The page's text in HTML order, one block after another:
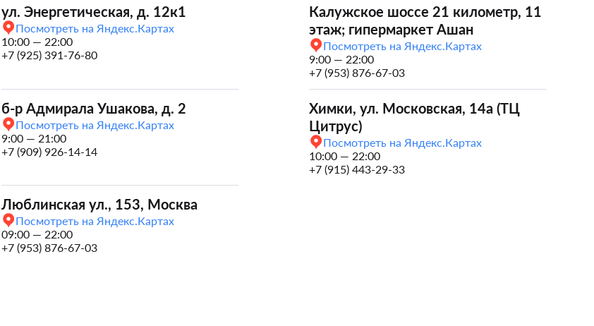
ул. Энергетическая, д. 12к1
Посмотреть на Яндекс.Картах
10:00 — 22:00
+7 (925) 391-76-80
​Калужское шоссе 21 километр, 1​1
этаж; гипермаркет Ашан
Посмотреть на Яндекс.Картах
9:00 — 22:00
+7 (953) 876-67-03
б-р Адмирала Ушакова, д. 2
Посмотреть на Яндекс.Картах
9:00 — 21:00
+7 (909) 926-14-14
Химки, ул. Московская, 14а (ТЦ
Цитрус)
Посмотреть на Яндекс.Картах
10:00 — 22:00
+7 (915) 443-29-33
Люблинская ул., 153, Москва
Посмотреть на Яндекс.Картах
09:00 — 22:00
+7 (953) 876-67-03